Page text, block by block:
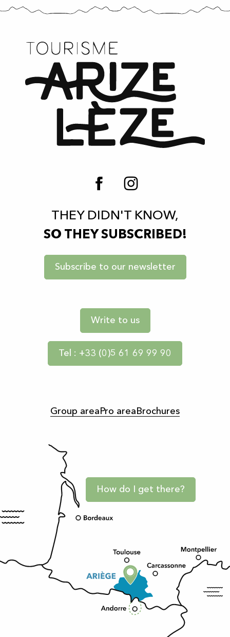
THEY DIDN'T KNOW,
SO THEY SUBSCRIBED!
Subscribe to our newsletter
Write to us
Tel : +33 (0)5 61 69 99 90
Group area Pro area Brochures
How do I get there?